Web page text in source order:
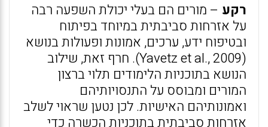
רקע – מורים הם בעלי יכולת השפעה רבה
על אזרחות סביבתית במיוחד בפיתוח
ובטיפוח ידע, ערכים, אמונות ופעולות בנושא
(Yavetz et al., 2009). חרף זאת, שילוב
הנושא בתוכניות הלימודים תלוי ברצון
המורים ומבוסס על התנסויותיהם
ואמונותיהם האישיות. לכן נטען שראוי לשלב
אזרחות סביבתית בתוכניות הכשרה כדי